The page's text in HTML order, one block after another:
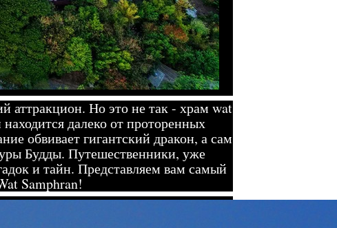
аттракцион. Но это не так - храм wat
далеко от проторенных
обвивает гигантский дракон, а сам
Будды. Путешественники, уже
и тайн. Представляем вам самый
Samphran!